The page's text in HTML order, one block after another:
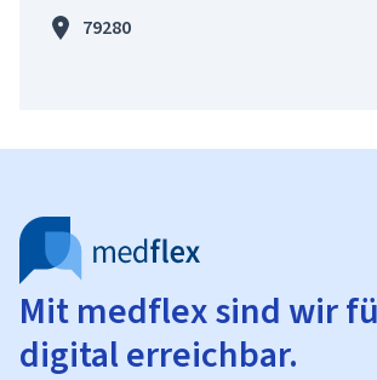
79280
Mit medflex sind wir
digital erreichbar.